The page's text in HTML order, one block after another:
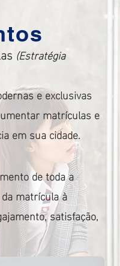
(Estratégia
e exclusivas
matrículas e
em sua cidade.
de toda a
matrícula à
satisfação,